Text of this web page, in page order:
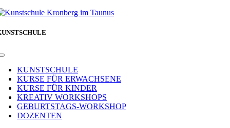
Toggle
NavigationKUNSTSCHULE
KURSE FÜR ERWACHSENE
KURSE FÜR KINDER
KREATIV WORKSHOPS
GEBURTSTAGS-WORKSHOP
DOZENTEN